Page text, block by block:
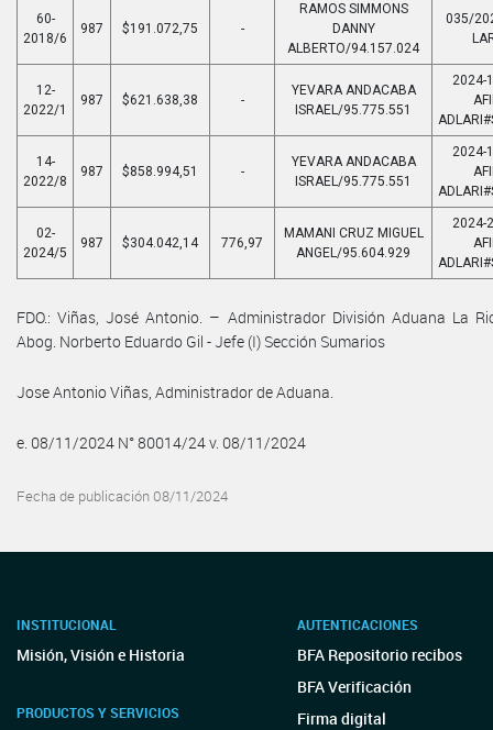
60-
2018/6
987 $191.072,75 -
RAMOS SIMMONS
DANNY
ALBERTO/94.157.024
035/
12-
2022/1
987 $621.638,38 -
YEVARA ANDACABA
ISRAEL/95.775.551
2024-
14-
2022/8
987 $858.994,51 -
YEVARA ANDACABA
ISRAEL/95.775.551
2024-
02-
2024/5
987 $304.042,14 776,97
MAMANI CRUZ MIGUEL
ANGEL/95.604.929
2024-
FDO.: Viñas, José Antonio. – Administrador División Aduana La
Abog. Norberto Eduardo Gil - Jefe (I) Sección Sumarios
Jose Antonio Viñas, Administrador de Aduana.
e. 08/11/2024 N° 80014/24 v. 08/11/2024
Fecha de publicación 08/11/2024
INSTITUCIONAL
Misión, Visión e Historia
PRODUCTOS Y SERVICIOS
AUTENTICACIONES
BFA Repositorio recibos
BFA Verificación
Firma digital